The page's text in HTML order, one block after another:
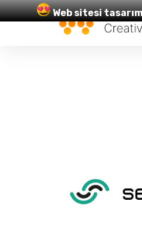
Web sitesi
Web Tasarımve